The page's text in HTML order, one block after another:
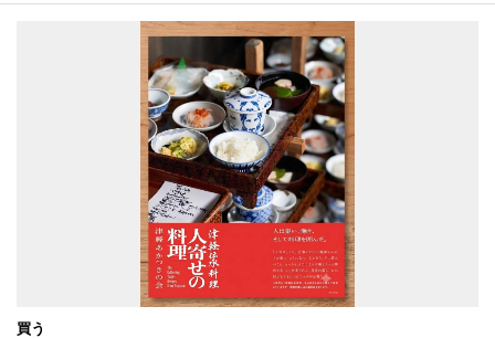
買う